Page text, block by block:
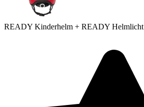
READY Kinderhelm + READY Helmlicht